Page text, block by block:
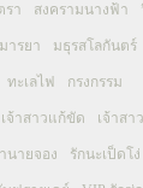
รา สงครามนางฟ้า
ารยา มธุรสโลกันตร์
ทะเลไฟ กรงกรรม
เจ้าสาวแก้ขัด เจ้าสา
นายจอง รักนะเป็ดโง่